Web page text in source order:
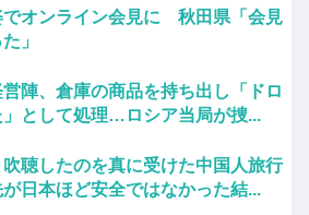
でオンライン会見に 秋田県「会見
」
陣、倉庫の商品を持ち出し「ドロ
として処理…ロシア当局が捜...
吹聴したのを真に受けた中国人旅行
日本ほど安全ではなかった結...